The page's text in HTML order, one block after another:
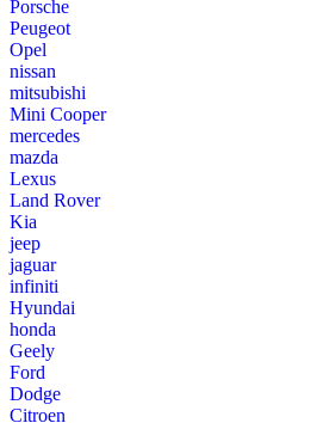
Porsche
Peugeot
Opel
nissan
mitsubishi
Mini Cooper
mercedes
mazda
Lexus
Land Rover
Kia
jeep
jaguar
infiniti
Hyundai
honda
Geely
Ford
Dodge
Citroen